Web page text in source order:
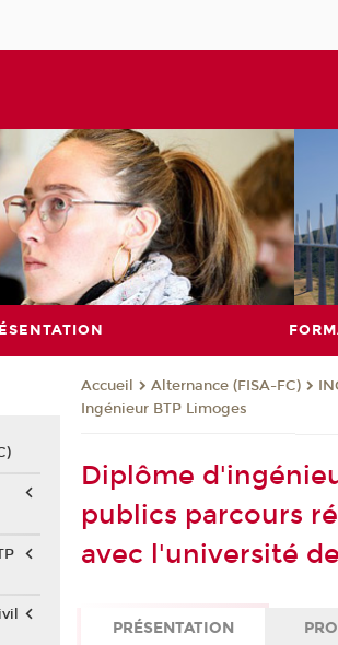
Accueil Alternance (FISA-FC)
Ingénieur BTP Limoges
Diplôme
publics parcours
avec l'université
PRÉSENTATION